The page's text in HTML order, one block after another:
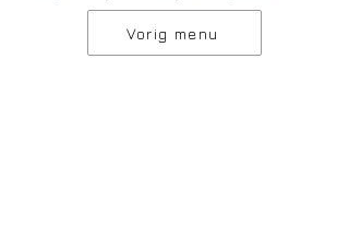
Vorig menu